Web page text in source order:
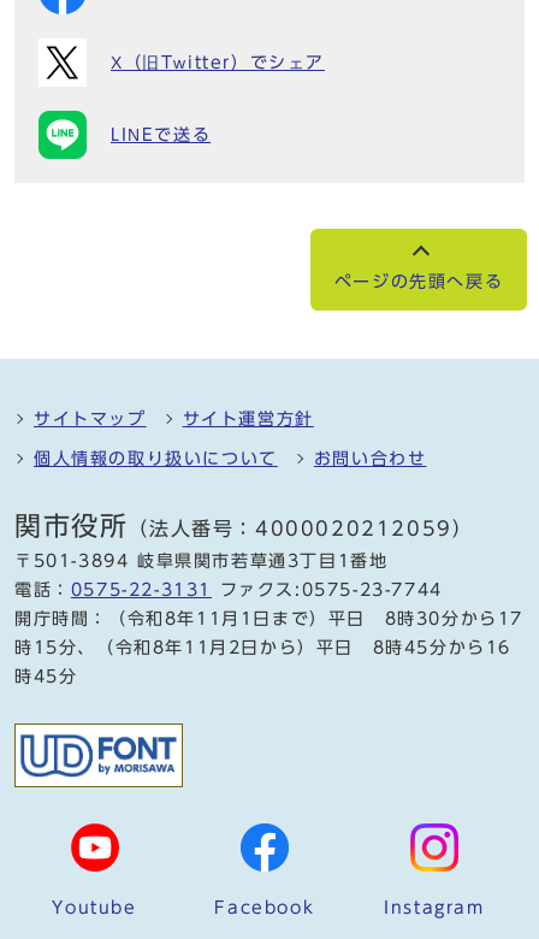
X（旧Twitter）でシェア
LINEで送る
ページの先頭へ戻る
サイトマップ サイト運営方針
個人情報の取り扱いについて お問い合わせ
関市役所 （法人番号：4000020212059）
〒501-3894 岐阜県関市若草通3丁目1番地
電話： 0575-22-3131
ファクス:0575-23-7744
開庁時間：（令和8年11月1日まで）平日 8時30分から17
時15分、（令和8年11月2日から）平日 8時45分から16
時45分
Youtube Facebook Instagram